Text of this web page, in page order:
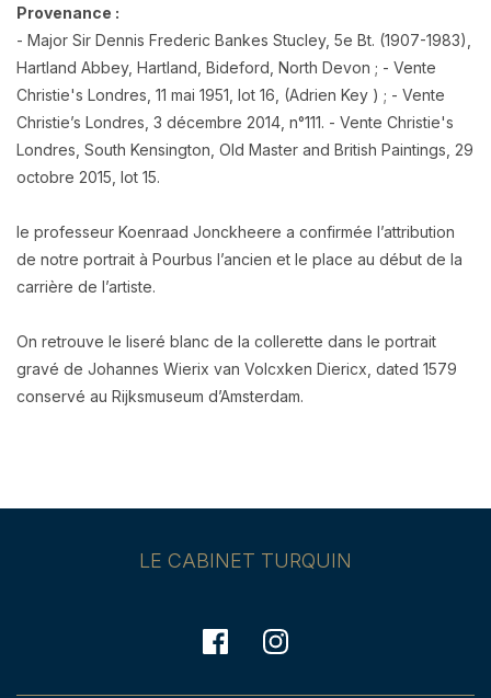
Provenance :
- Major Sir Dennis Frederic Bankes Stucley, 5e Bt. (1907-1983),
Hartland Abbey, Hartland, Bideford, North Devon ; - Vente
Christie's Londres, 11 mai 1951, lot 16, (Adrien Key ) ; - Vente
Christie’s Londres, 3 décembre 2014, n°111. - Vente Christie's
Londres, South Kensington, Old Master and British Paintings, 29
octobre 2015, lot 15.
le professeur Koenraad Jonckheere a confirmée l’attribution
de notre portrait à Pourbus l’ancien et le place au début de la
carrière de l’artiste.
On retrouve le liseré blanc de la collerette dans le portrait
gravé de Johannes Wierix van Volcxken Diericx, dated 1579
conservé au Rijksmuseum d’Amsterdam.
LE CABINET TURQUIN